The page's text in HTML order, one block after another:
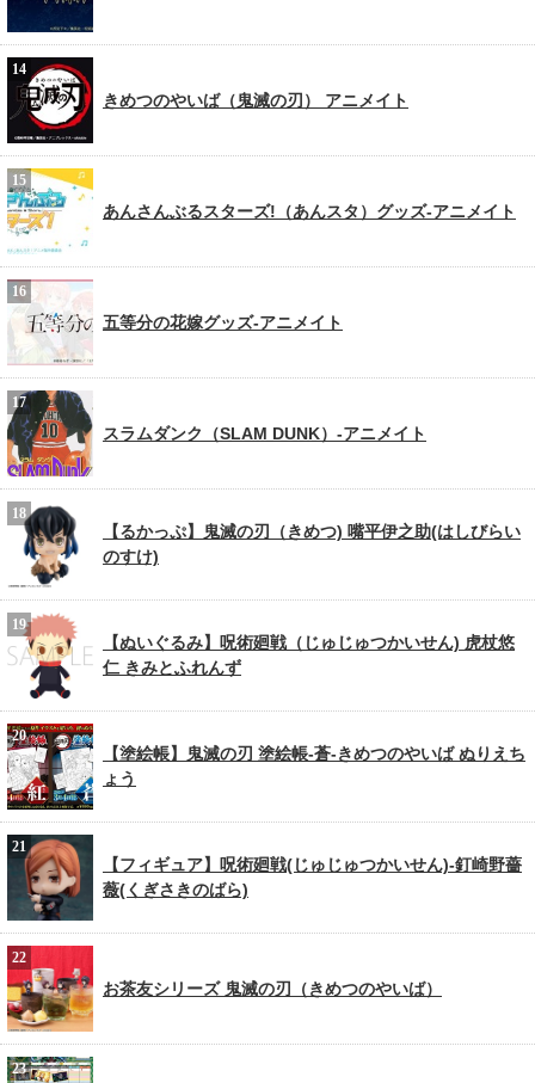
きめつのやいば（鬼滅の刃） アニメイト
あんさんぶるスターズ!（あんスタ）グッズ-アニメイト
五等分の花嫁グッズ-アニメイト
スラムダンク（SLAM DUNK）-アニメイト
【るかっぷ】鬼滅の刃（きめつ) 嘴平伊之助(はしびらい
のすけ)
【ぬいぐるみ】呪術廻戦（じゅじゅつかいせん) 虎杖悠
仁 きみとふれんず
【塗絵帳】鬼滅の刃 塗絵帳-蒼-きめつのやいば ぬりえち
ょう
【フィギュア】呪術廻戦(じゅじゅつかいせん)-釘崎野薔
薇(くぎさきのばら)
お茶友シリーズ 鬼滅の刃（きめつのやいば）